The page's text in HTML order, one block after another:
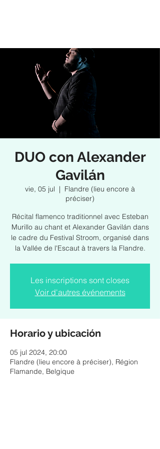
DUO con Alexander
Gavilán
vie, 05 jul
  |
Flandre (lieu encore à
préciser)
Récital flamenco traditionnel avec Esteban
Murillo au chant et Alexander Gavilán dans
le cadre du Festival Stroom, organisé dans
la Vallée de l'Escaut à travers la Flandre.
Les inscriptions sont closes
Voir d'autres événements
Horario y ubicación
05 jul 2024, 20:00
Flandre (lieu encore à préciser), Région
Flamande, Belgique